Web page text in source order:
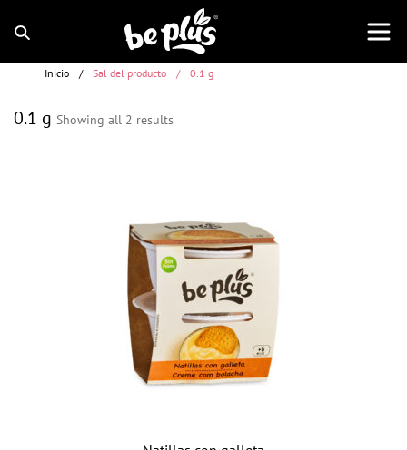
Inicio / Sal del producto / 0.1 g
0.1 g Showing all 2 results